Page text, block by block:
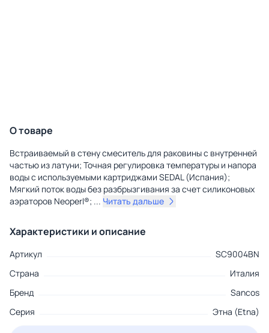
О товаре
Встраиваемый в стену смеситель для раковины с внутренней
частью из латуни; Точная регулировка температуры и напора
воды с используемыми картриджами SEDAL (Испания);
Мягкий поток воды без разбрызгивания за счет силиконовых
аэраторов Neoperl®; ... Читать дальше
Характеристики и описание
Артикул
SC9004BN
Страна
Италия
Бренд
Sancos
Серия
Этна (Etna)